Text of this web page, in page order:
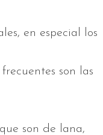
en especial los
son las
son de lana,